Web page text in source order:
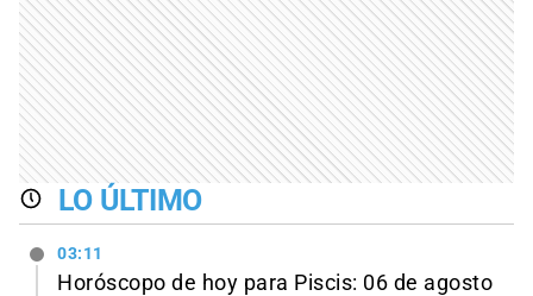
LO ÚLTIMO
03:11
Horóscopo de hoy para Piscis: 06 de agosto